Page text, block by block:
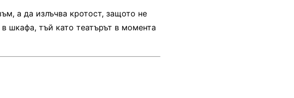
а да излъчва кротост, защото не
шкафа, тъй като театърът в момента